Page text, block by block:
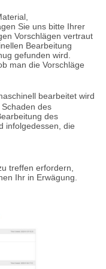
Sie uns bitte Ihrer
Vorschlägen vertraut
Bearbeitung
gefunden wird.
man die Vorschläge
bearbeitet wird
des
des
infolgedessen, die
treffen erfordern,
Ihr in Erwägung.